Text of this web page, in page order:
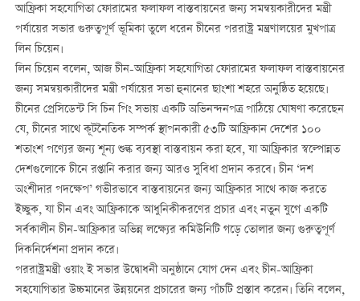
আফ্রিকা সহযোগিতা ফোরামের ফলাফল বাস্তবায়নের জন্য সমন্বয়কারীদের মন্ত্রী
পর্যায়ের সভার গুরুত্বপূর্ণ ভূমিকা তুলে ধরেন চীনের পররাষ্ট্র মন্ত্রণালয়ের মুখপাত্র
লিন চিয়েন।
লিন চিয়েন বলেন, আজ চীন-আফ্রিকা সহযোগিতা ফোরামের ফলাফল বাস্তবায়নের
জন্য সমন্বয়কারীদের মন্ত্রী পর্যায়ের সভা হুনানের ছাংশা শহরে অনুষ্ঠিত হয়েছে।
চীনের প্রেসিডেন্ট সি চিন পিং সভায় একটি অভিনন্দনপত্র পাঠিয়ে ঘোষণা করেছেন
যে, চীনের সাথে কূটনৈতিক সম্পর্ক স্থাপনকারী ৫৩টি আফ্রিকান দেশের ১০০
শতাংশ পণ্যের জন্য শূন্য শুল্ক ব্যবস্থা বাস্তবায়ন করা হবে, যা আফ্রিকার স্বল্পোন্নত
দেশগুলোকে চীনে রপ্তানি করার জন্য আরও সুবিধা প্রদান করবে। চীন ‘দশ
অংশীদার পদক্ষেপ’ গভীরভাবে বাস্তবায়নের জন্য আফ্রিকার সাথে কাজ করতে
ইচ্ছুক, যা চীন এবং আফ্রিকাকে আধুনিকীকরণের প্রচার এবং নতুন যুগে একটি
সর্বকালীন চীন-আফ্রিকার অভিন্ন লক্ষ্যের কমিউনিটি গড়ে তোলার জন্য গুরুত্বপূর্ণ
দিকনির্দেশনা প্রদান করে।
পররাষ্ট্রমন্ত্রী ওয়াং ই সভার উদ্বোধনী অনুষ্ঠানে যোগ দেন এবং চীন-আফ্রিকা
সহযোগিতার উচ্চমানের উন্নয়নের প্রচারের জন্য পাঁচটি প্রস্তাব করেন। তিনি বলেন,